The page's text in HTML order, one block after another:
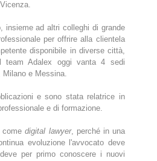
insieme ad altri colleghi di grande
per offrire alla clientela
disponibile in diverse città,
Adalex oggi vanta 4 sedi
e Messina.
e sono stata relatrice in
e di formazione.
comedigital lawyer, perché in una
evoluzione l'avvocato deve
per primo conoscere i nuovi